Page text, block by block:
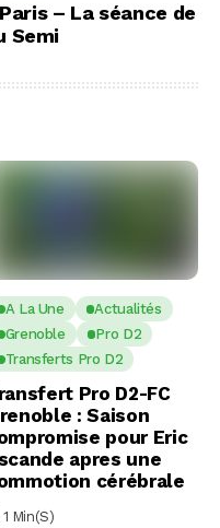
– La séance de
Semi
A La Une
Actualités
Grenoble
Pro D2
Transferts Pro D2
Pro D2-FC
: Saison
pour Eric
apres une
cérébrale
1 Min(s)